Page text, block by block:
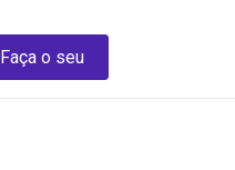
Faça o seu